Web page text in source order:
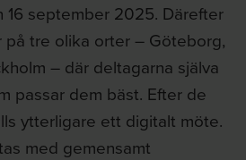
september 2025. Därefter
på tre olika orter – Göteborg,
– där deltagarna själva
passar dem bäst. Efter de
ytterligare ett digitalt möte.
med gemensamt